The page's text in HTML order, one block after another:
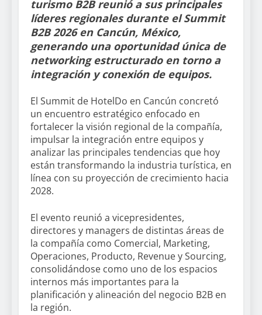
turismo B2B reunió a sus principales
líderes regionales durante el Summit
B2B 2026 en Cancún, México,
generando una oportunidad única de
networking estructurado en torno a
integración y conexión de equipos.
El Summit de HotelDo en Cancún concretó
un encuentro estratégico enfocado en
fortalecer la visión regional de la compañía,
impulsar la integración entre equipos y
analizar las principales tendencias que hoy
están transformando la industria turística, en
línea con su proyección de crecimiento hacia
2028.
El evento reunió a vicepresidentes,
directores y managers de distintas áreas de
la compañía como Comercial, Marketing,
Operaciones, Producto, Revenue y Sourcing,
consolidándose como uno de los espacios
internos más importantes para la
planificación y alineación del negocio B2B en
la región.